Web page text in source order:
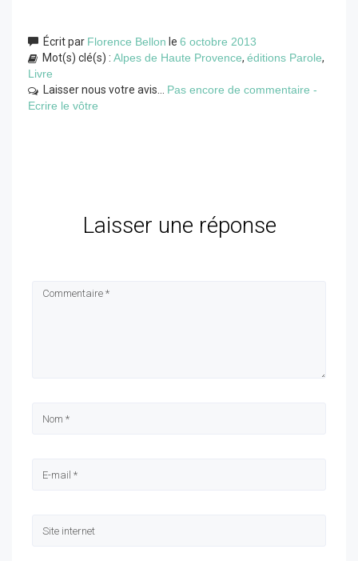
Écrit par Florence Bellon le 6 octobre 2013
Mot(s) clé(s) : Alpes de Haute Provence, éditions Parole,
Livre
Laisser nous votre avis... Pas encore de commentaire -
Ecrire le vôtre
Laisser une réponse